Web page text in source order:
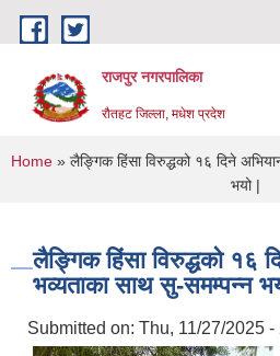
Skip to main content
राजपुर नगरपालिका
रौतहट जिल्ला, मधेश प्रदेश
You are here
Home » लैङ्गिक हिंसा विरुद्धको १६ दिने
भयो |
लैङ्गिक हिंसा विरुद्धको १६
भव्यताका साथ सु-समम्पन्न
Submitted on: Thu, 11/27/2025 -